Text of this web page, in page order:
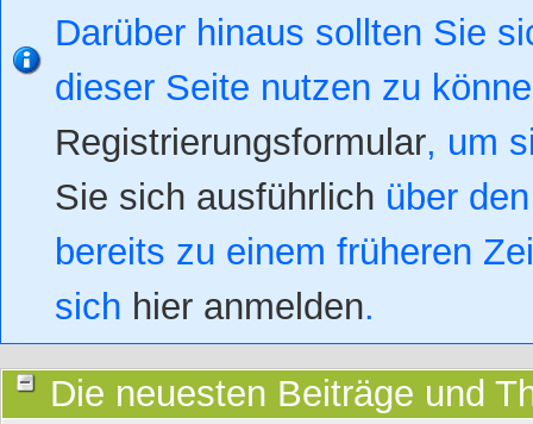
Darüber hinaus sollten Sie
dieser Seite nutzen zu
Registrierungsformular, um
Sie sich ausführlich über
bereits zu einem früheren
sich hier anmelden.
Die neuesten Beiträge und